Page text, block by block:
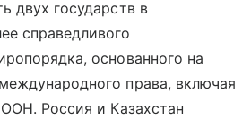
двух государств в
справедливого
основанного на
права, включая
Россия и Казахстан